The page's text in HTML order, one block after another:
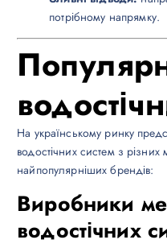
потрібному напрямку.
На українському ринку
водостічних систем з різних
найпопулярніших брендів:
Виробники
водостічних